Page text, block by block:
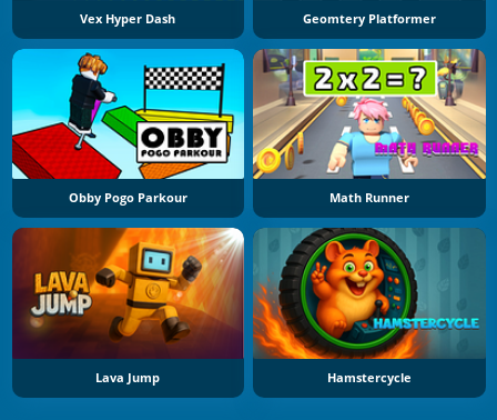
Vex Hyper Dash Geomtery Platformer
Obby Pogo Parkour Math Runner
Lava Jump Hamstercycle